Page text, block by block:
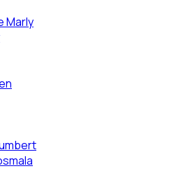
Marly